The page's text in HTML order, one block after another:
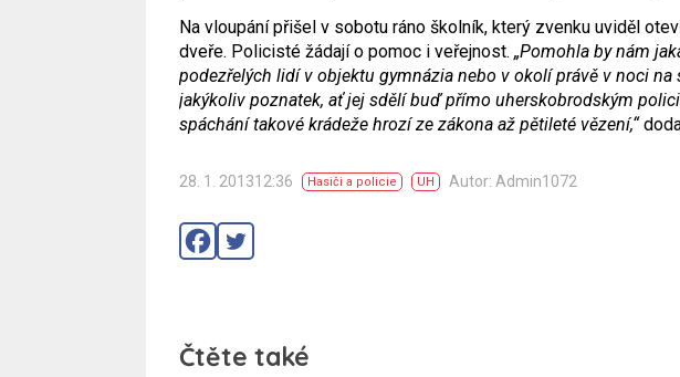
Na vloupání přišel v sobotu ráno školník, který zvenku uviděl
dveře. Policisté žádají o pomoc i veřejnost. „Pomohla by nám
podezřelých lidí v objektu gymnázia nebo v okolí právě v noci
jakýkoliv poznatek, ať jej sdělí buď přímo uherskobrodským
spáchání takové krádeže hrozí ze zákona až pětileté vězení,“
28. 1. 201312:36 Hasiči a policie UH Autor: Admin1072
Čtěte také